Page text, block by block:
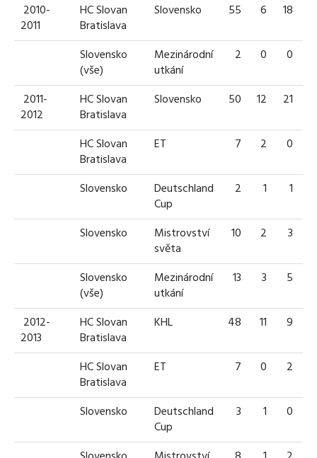
2010-
2011
HC Slovan
Bratislava
Slovensko 55 6 18
Slovensko
(vše)
Mezinárodní
utkání
2 0 0
2011-
2012
HC Slovan
Bratislava
Slovensko 50 12 21
HC Slovan
Bratislava
ET 7 2 0
Slovensko
Deutschland
Cup
2 1 1
Slovensko
Mistrovství
světa
10 2 3
Slovensko
(vše)
Mezinárodní
utkání
13 3 5
2012-
2013
HC Slovan
Bratislava
KHL 48 11 9
HC Slovan
Bratislava
ET 7 0 2
Slovensko
Deutschland
Cup
3 1 0